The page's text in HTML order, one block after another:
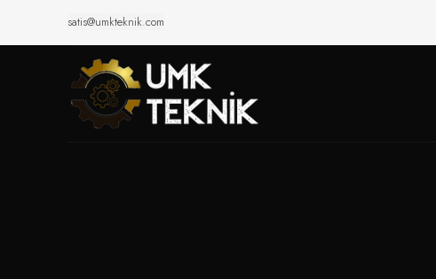
satis@umkteknik.com